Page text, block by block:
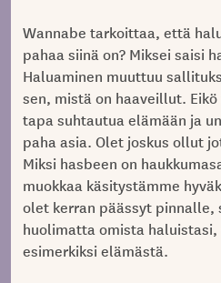
Wannabe tarkoittaa, että
pahaa siinä on? Miksei saisi
Haluaminen muuttuu
sen, mistä on haaveillut.
tapa suhtautua elämään ja
paha asia. Olet joskus ollut
Miksi hasbeen on
muokkaa käsitystämme
olet kerran päässyt pinnalle,
huolimatta omista
esimerkiksi elämästä.